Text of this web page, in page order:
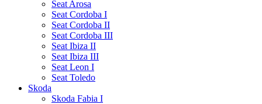
Seat Arosa
Seat Cordoba I
Seat Cordoba II
Seat Cordoba III
Seat Ibiza II
Seat Ibiza III
Seat Leon I
Seat Toledo
Skoda
Skoda Fabia I